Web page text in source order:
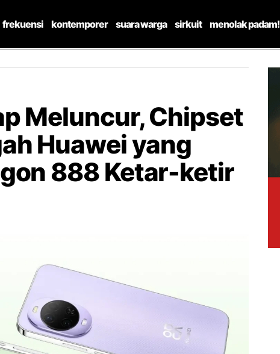
frekuensi kontemporer suara warga sirkuit menolak padam!
Meluncur, Chipset
Huawei yang
888 Ketar-ketir